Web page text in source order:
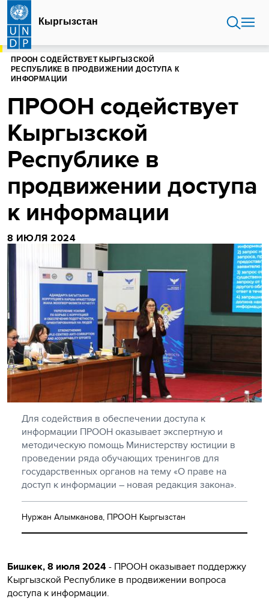
Перейти
основному
содержанию
Кыргызстан
ГЛАВНАЯ
ПРООН СОДЕЙСТВУЕТ КЫРГЫЗСКОЙ
РЕСПУБЛИКЕ В ПРОДВИЖЕНИИ ДОСТУПА К
ИНФОРМАЦИИ
ПРООН содействует
Кыргызской
Республике в
продвижении доступа
к информации
8 ИЮЛЯ 2024
Для содействия в обеспечении доступа к
информации ПРООН оказывает экспертную и
методическую помощь Министерству юстиции в
проведении ряда обучающих тренингов для
государственных органов на тему «О праве на
доступ к информации – новая редакция закона».
Нуржан Алымканова, ПРООН Кыргызстан
Бишкек, 8 июля 2024- ПРООН оказывает поддержку
Кыргызской Республике в продвижении вопроса
доступа к информации.